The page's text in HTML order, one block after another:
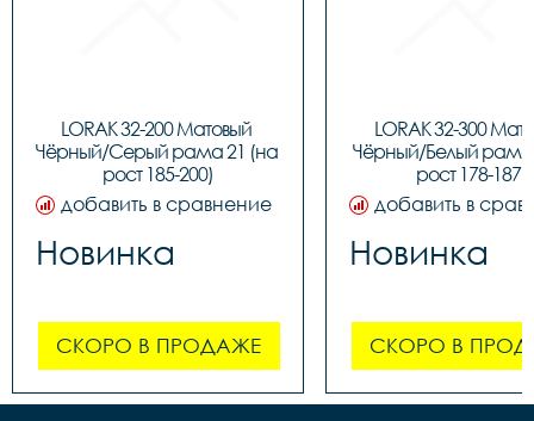
LORAK 32-200 Матовый
Чёрный/Серый рама 21 (на
рост 185-200)
добавить в сравнение
Новинка
СКОРО В ПРОДАЖЕ
LORAK 32-300
Чёрный/Белый рама
рост 178-187)
добавить в
Новинка
СКОРО В